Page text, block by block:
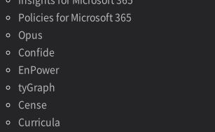
Policies for Microsoft 365
Opus
Confide
EnPower
tyGraph
Cense
Curricula